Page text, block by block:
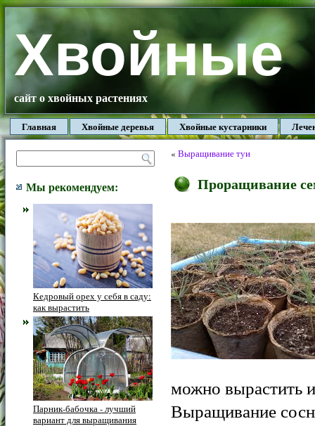
Хвойные
сайт о хвойных растениях
Главная Хвойные деревья Хвойные кустарники
Мы рекомендуем:
Кедровый орех у себя в саду:
как вырастить
Парник-бабочка - лучший
вариант для выращивания
« Выращивание туи
Проращивание
можно вырастить
Выращивание